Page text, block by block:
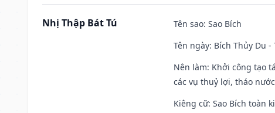
Nhị Thập Bát Tú Tên sao: Sao Bích
Tên ngày: Bích Thủy Du
Nên làm: Khởi công tạo
các vụ thuỷ lợi, tháo
Kiêng cữ: Sao Bích toàn